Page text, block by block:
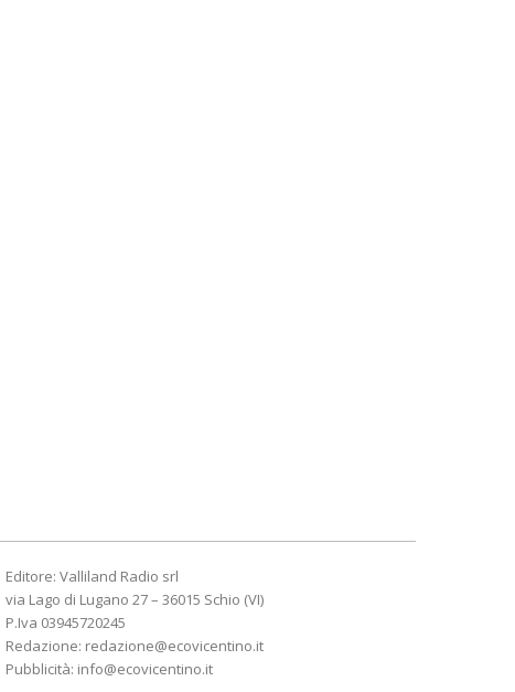
Editore: Valliland Radio srl
via Lago di Lugano 27 – 36015 Schio (VI)
P.Iva 03945720245
Redazione: redazione@ecovicentino.it
Pubblicità: info@ecovicentino.it